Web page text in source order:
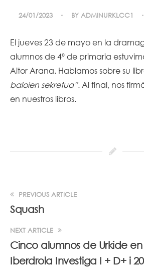
24/01/2023 BY ADMINURKLCC1
El jueves 23 de mayo en la
alumnos de 4º de primaria
Aitor Arana. Hablamos sobre su
baloien sekretua”. Al final, nos
en nuestros libros.
PREVIOUS ARTICLE
Squash
NEXT ARTICLE
Cinco alumnos de Urkide
Iberdrola Investiga I + D+ i